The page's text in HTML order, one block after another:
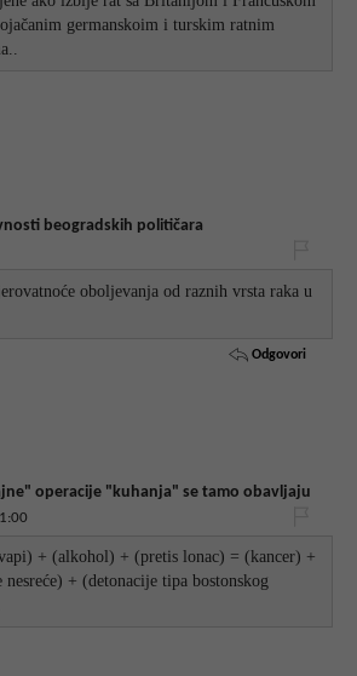
germanskoim i turskim ratnim
beogradskih političara
oboljevanja od raznih vrsta raka u
Odgovori
operacije "kuhanja" se tamo obavljaju
+ (alkohol) + (pretis lonac) = (kancer) +
nesreće) + (detonacije tipa bostonskog